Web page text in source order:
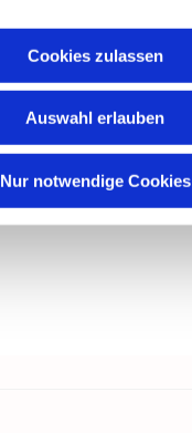
Cookies zulassen
Auswahl erlauben
Nur notwendige Cookies